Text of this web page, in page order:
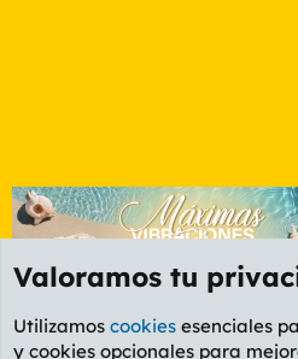
Foro General
Valoramos tu
Utilizamos cookies esenciales
y cookies opcionales para